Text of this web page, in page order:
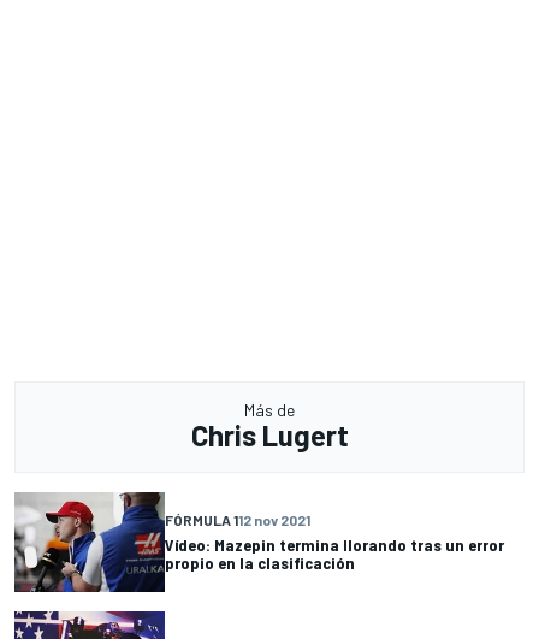
Más de
Chris Lugert
FÓRMULA 112 nov 2021
Vídeo: Mazepin termina llorando tras un error
propio en la clasificación